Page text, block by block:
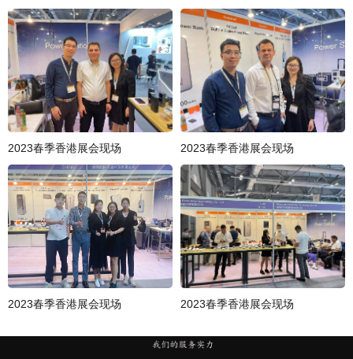
2023春季香港展会现场 2023春季香港展会现场
2023春季香港展会现场 2023春季香港展会现场